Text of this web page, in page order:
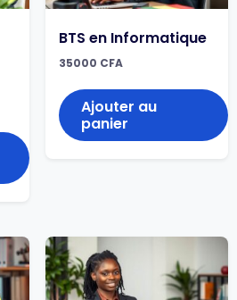
BTS en Informatique
35000 CFA
Ajouter au
panier